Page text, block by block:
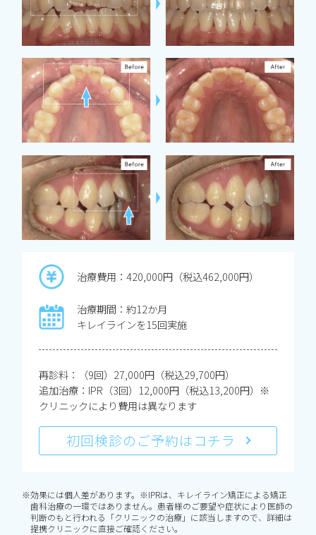
治療費用：420,000円（税込462,000円）
治療期間：約12か月
キレイラインを15回実施
再診料：（9回）27,000円（税込29,700円）
追加治療：IPR（3回）12,000円（税込13,200円）※
クリニックにより費用は異なります
初回検診のご予約はコチラ
※効果には個人差があります。※IPRは、キレイライン矯正による矯正
歯科治療の一環ではありません。患者様のご要望や症状により医師の
判断のもと行われる「クリニックの治療」に該当しますので、詳細は
提携クリニックに直接ご確認ください。